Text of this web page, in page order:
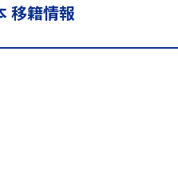
移籍情報